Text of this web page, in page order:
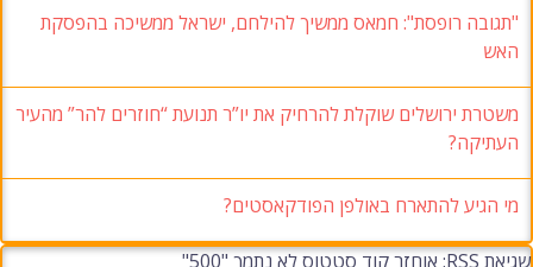
"תגובה רופסת": חמאס ממשיך להילחם, ישראל ממשיכה בהפסקת
האש
משטרת ירושלים שוקלת להרחיק את יו”ר תנועת “חוזרים להר” מהעיר
העתיקה?
מי הגיע להתארח באולפן הפודקאסטים?
שגיאת RSS: אוחזר קוד סטטוס לא נתמך "500"